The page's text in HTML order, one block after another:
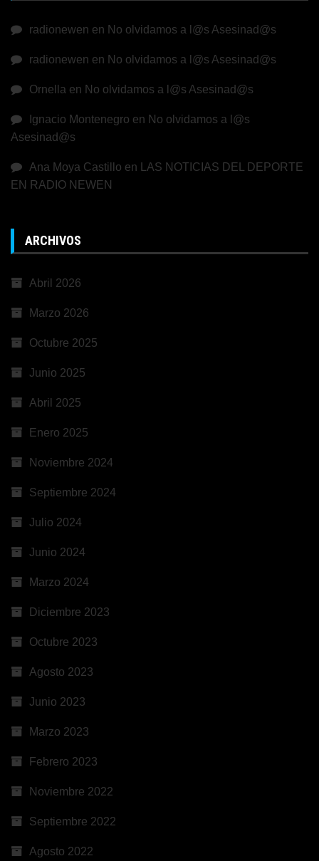
radionewen en No olvidamos a l@s Asesinad@s
radionewen en No olvidamos a l@s Asesinad@s
Ornella en No olvidamos a l@s Asesinad@s
Ignacio Montenegro en No olvidamos a l@s
Asesinad@s
Ana Moya Castillo en
LAS NOTICIAS DEL DEPORTE
EN RADIO NEWEN
ARCHIVOS
Abril 2026
Marzo 2026
Octubre 2025
Junio 2025
Abril 2025
Enero 2025
Noviembre 2024
Septiembre 2024
Julio 2024
Junio 2024
Marzo 2024
Diciembre 2023
Octubre 2023
Agosto 2023
Junio 2023
Marzo 2023
Febrero 2023
Noviembre 2022
Septiembre 2022
Agosto 2022